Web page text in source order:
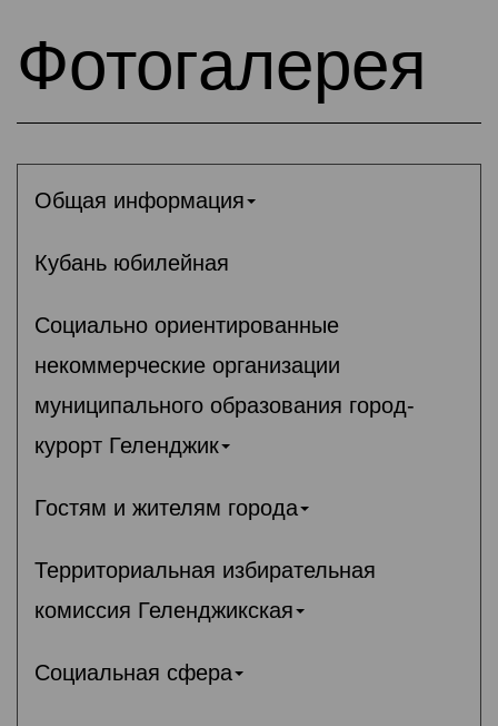
Фотогалерея
Общая информация
Кубань юбилейная
Социально ориентированные
некоммерческие организации
муниципального образования город-
курорт Геленджик
Гостям и жителям города
Территориальная избирательная
комиссия Геленджикcкая
Социальная сфера